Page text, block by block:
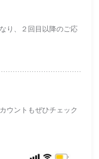
り、２回目以降のご応
ウントもぜひチェック